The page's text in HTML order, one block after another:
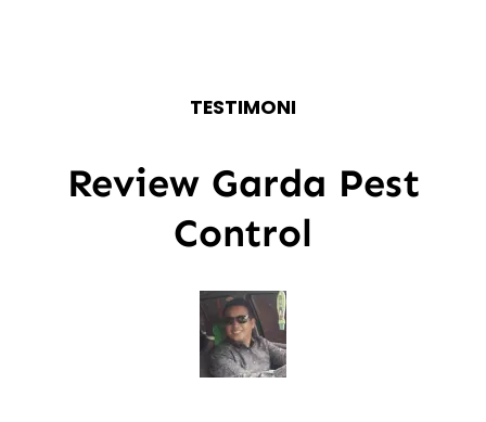
TESTIMONI
Review Garda Pest
Control